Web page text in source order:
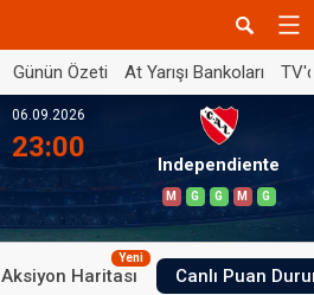
Günün Özeti At Yarışı Bankoları
06.09.2026
23:00
Independiente
M G G M G
Aksiyon Haritası
Yeni
Canlı Puan